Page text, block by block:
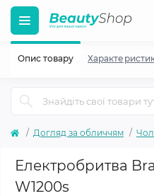
Догляд за обличчям
Електробритва
W1200s
Опис товару